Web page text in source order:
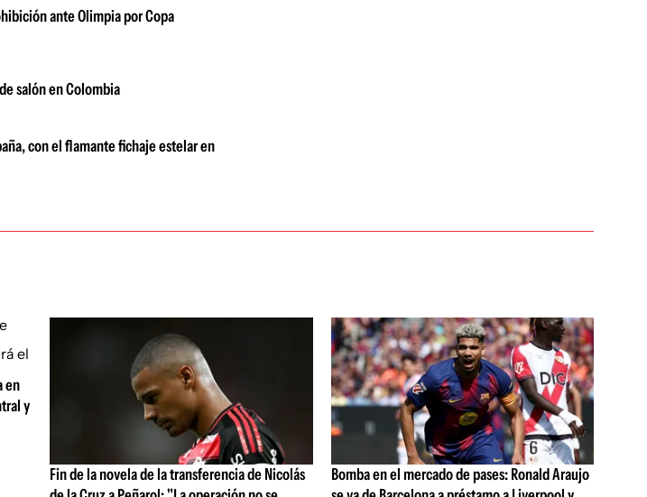
ante Olimpia por Copa
salón en Colombia
con el flamante fichaje estelar en
en
y
Fin de la novela de la transferencia de Nicolás
Bomba en el mercado de pases: Ronald Araujo